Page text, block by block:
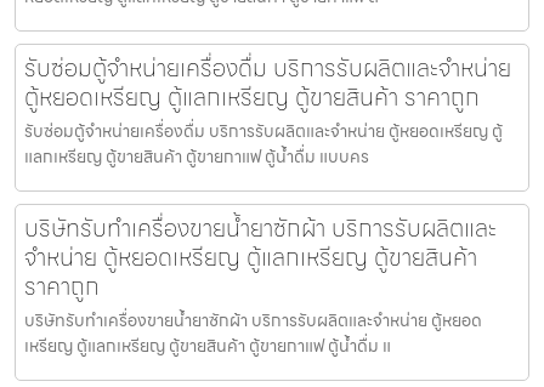
รับซ่อมตู้จำหน่ายเครื่องดื่ม บริการรับผลิตและจำหน่าย
ตู้หยอดเหรียญ ตู้แลกเหรียญ ตู้ขายสินค้า ราคาถูก
รับซ่อมตู้จำหน่ายเครื่องดื่ม บริการรับผลิตและจำหน่าย ตู้หยอดเหรียญ ตู้
แลกเหรียญ ตู้ขายสินค้า ตู้ขายกาแฟ ตู้น้ำดื่ม แบบคร
บริษัทรับทำเครื่องขายน้ำยาซักผ้า บริการรับผลิตและ
จำหน่าย ตู้หยอดเหรียญ ตู้แลกเหรียญ ตู้ขายสินค้า
ราคาถูก
บริษัทรับทำเครื่องขายน้ำยาซักผ้า บริการรับผลิตและจำหน่าย ตู้หยอด
เหรียญ ตู้แลกเหรียญ ตู้ขายสินค้า ตู้ขายกาแฟ ตู้น้ำดื่ม แ